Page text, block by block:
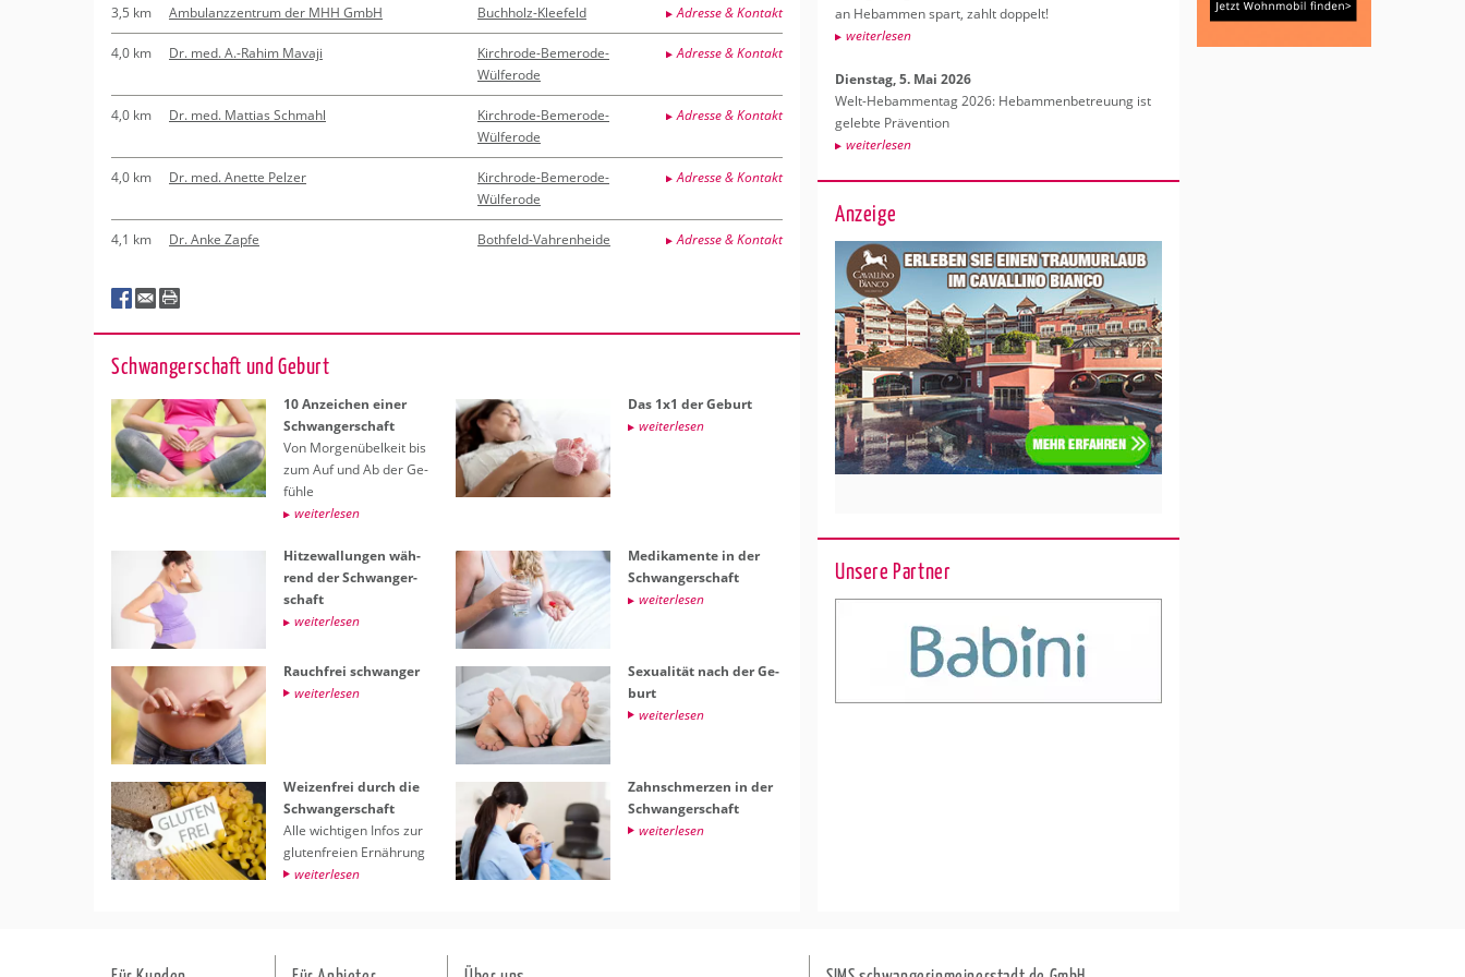
3,5 km Ambulanzzentrum der MHH GmbH Buchholz-Kleefeld Adresse & Kontakt
4,0 km Dr. med. A.-Rahim Mavaji
Kirchrode-Bemerode-
Wülferode
Adresse & Kontakt
4,0 km Dr. med. Mattias Schmahl
Kirchrode-Bemerode-
Wülferode
Adresse & Kontakt
4,0 km Dr. med. Anette Pelzer
Kirchrode-Bemerode-
Wülferode
Adresse & Kontakt
4,1 km Dr. Anke Zapfe Bothfeld-Vahrenheide Adresse & Kontakt
Schwan­ger­schaft und Ge­burt
10 An­zei­chen einer
Schwan­ger­schaft
Von Mor­gen­übel­keit bis
zum Auf und Ab der Ge­
füh­le
wei­ter­le­sen
Das 1x1 der Ge­burt
wei­ter­le­sen
Hit­ze­wal­lun­gen wäh­
rend der Schwan­ger­
schaft
wei­ter­le­sen
Me­di­ka­men­te in der
Schwan­ger­schaft
wei­ter­le­sen
Rauch­frei schwan­ger
wei­ter­le­sen
Se­xua­li­tät nach der Ge­
burt
wei­ter­le­sen
Wei­zen­frei durch die
Schwan­ger­schaft
Alle wich­ti­gen Infos zur
glu­ten­frei­en Er­näh­rung
wei­ter­le­sen
Zahn­schmer­zen in der
Schwan­ger­schaft
wei­ter­le­sen
an Heb­am­men spart, zahlt dop­pelt!
wei­ter­le­sen
Diens­tag, 5. Mai 2026
Welt-Heb­am­men­tag 2026: Heb­am­men­be­treu­ung ist
ge­leb­te Prä­ven­ti­on
wei­ter­le­sen
Anzeige
Unsere Partner